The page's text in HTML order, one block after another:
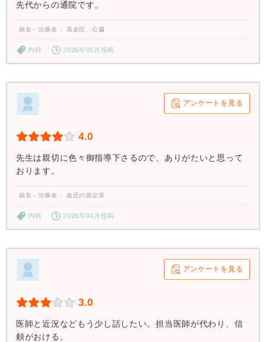
先代からの通院です。
病名・治療名 高血圧、心臓
内科 2026年05月投稿
アンケートを見る
4.0
先生は親切に色々御指導下さるので、ありがたいと思って
おります。
病名・治療名 血圧の測定等
内科 2026年04月投稿
アンケートを見る
3.0
医師と近況などもう少し話したい。担当医師が代わり、信
頼がおける。